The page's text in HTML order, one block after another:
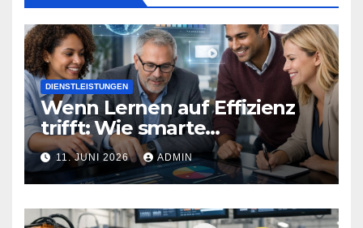
DIENSTLEISTUNGEN
Wenn Lernen auf Effizienz
trifft: Wie smarte
Technologien Weiterbildung
neu definieren
11. JUNI 2026 ADMIN